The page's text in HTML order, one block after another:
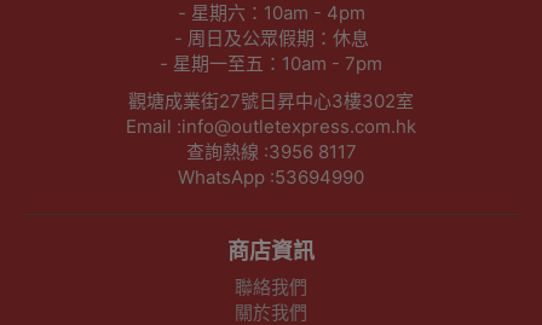
- 星期六：10am - 4pm
- 周日及公眾假期：休息
- 星期一至五：10am - 7pm
觀塘成業街27號日昇中心3樓302室
Email :info@outletexpress.com.hk
查詢熱線 :3956 8117
WhatsApp :53694990
商店資訊
聯絡我們
關於我們